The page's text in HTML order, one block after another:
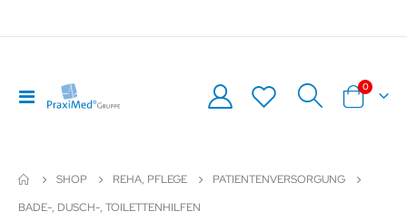
Navigation
umschalten
Warenkorb
0Artikel
SHOP REHA, PFLEGE
PATIENTENVERSORGUNG
BADE-, DUSCH-, TOILETTENHILFEN